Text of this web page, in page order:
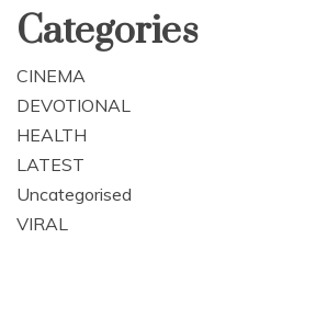
Categories
CINEMA
DEVOTIONAL
HEALTH
LATEST
Uncategorised
VIRAL